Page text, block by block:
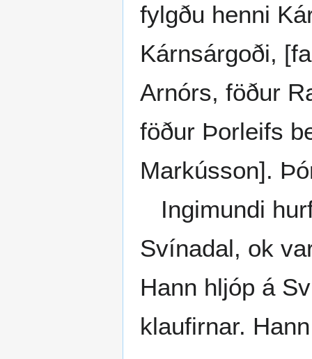
fylgðu henni
Kárnsárgoði,
Arnórs, föður
föður Þorleifs
Markússon].
Ingimundi
Svínadal, ok
Hann hljóp á
klaufirnar.